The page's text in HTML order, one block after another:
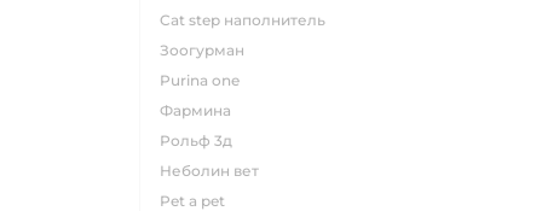
cat step наполнитель
зоогурман
purina one
фармина
рольф 3д
неболин вет
pet a pet